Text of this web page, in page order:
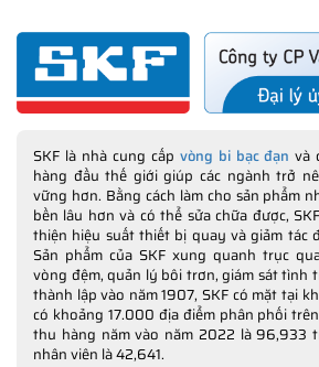
Chúng tôi mong muốn nhận được sự
khách hàng qua email:
góp giúp NGOCANH.COM hoàn thiện tốt
hàng.
THÔNG TIN HỮU ÍCH NÊN THAM
MUA HÀNG
SKF là nhà cung cấp vòng bi bạc đạn và
hàng đầu thế giới giúp các ngành trở
vững hơn. Bằng cách làm cho sản phẩm
bền lâu hơn và có thể sửa chữa được,
thiện hiệu suất thiết bị quay và giảm tác
Sản phẩm của SKF xung quanh trục
vòng đệm, quản lý bôi trơn, giám sát tình
thành lập vào năm 1907, SKF có mặt tại
có khoảng 17.000 địa điểm phân phối
thu hàng năm vào năm 2022 là 96,933
nhân viên là 42,641.